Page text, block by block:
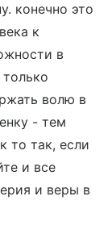
конечно это
к
в
волю в
- тем
то так, если
и все
и веры в